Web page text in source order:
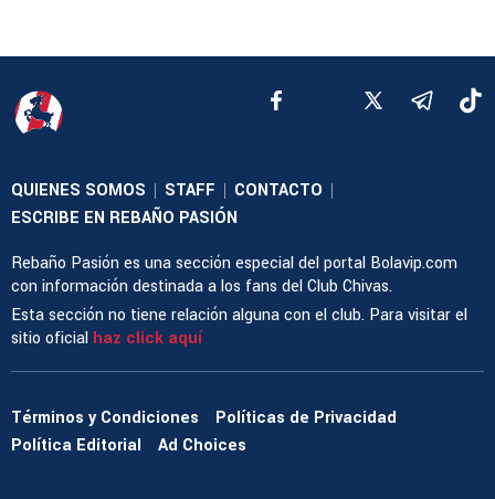
QUIENES SOMOS STAFF CONTACTO
ESCRIBE EN REBAÑO PASIÓN
Rebaño Pasión es una sección especial del portal Bolavip.com
con información destinada a los fans del Club Chivas.
Esta sección no tiene relación alguna con el club. Para visitar el
sitio oficial haz click aquí
Términos y Condiciones
Políticas de Privacidad
Política Editorial
Ad Choices